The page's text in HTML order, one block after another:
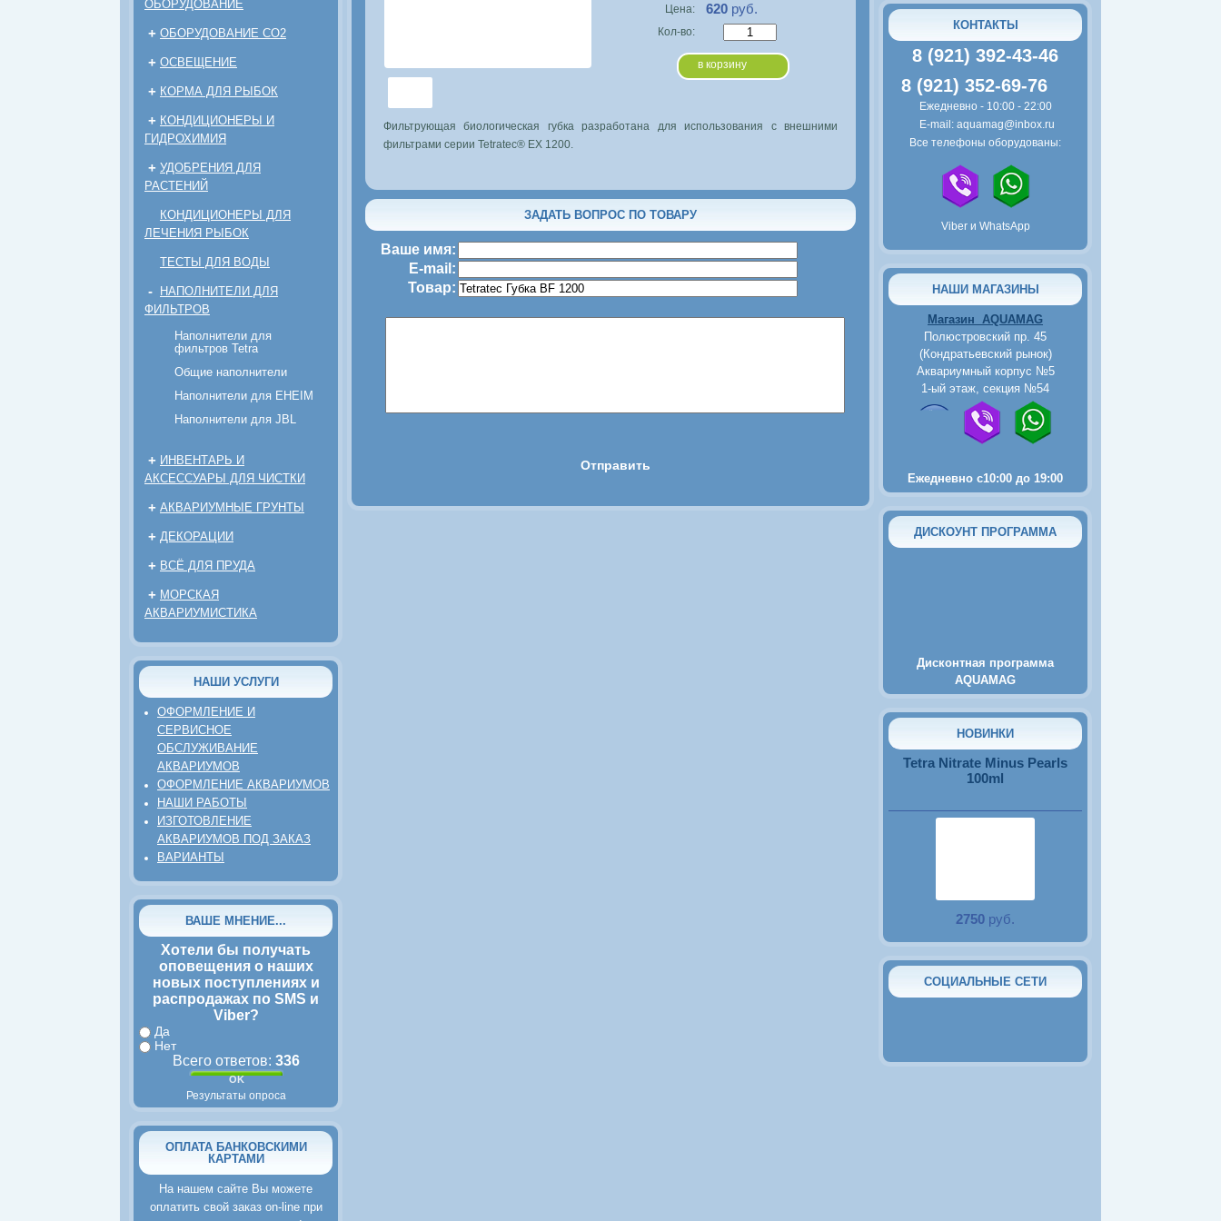
ОБОРУДОВАНИЕ
+ ОБОРУДОВАНИЕ CO2
+ ОСВЕЩЕНИЕ
+ КОРМА ДЛЯ РЫБОК
+ КОНДИЦИОНЕРЫ И
ГИДРОХИМИЯ
+ УДОБРЕНИЯ ДЛЯ
РАСТЕНИЙ
КОНДИЦИОНЕРЫ ДЛЯ
ЛЕЧЕНИЯ РЫБОК
ТЕСТЫ ДЛЯ ВОДЫ
-
НАПОЛНИТЕЛИ ДЛЯ
ФИЛЬТРОВ
Наполнители для
фильтров Tetra
Общие наполнители
Наполнители для EHEIM
Наполнители для JBL
+ ИНВЕНТАРЬ И
АКСЕССУАРЫ ДЛЯ ЧИСТКИ
+ АКВАРИУМНЫЕ ГРУНТЫ
+ ДЕКОРАЦИИ
+ ВСЁ ДЛЯ ПРУДА
+ МОРСКАЯ
АКВАРИУМИСТИКА
НАШИ УСЛУГИ
ОФОРМЛЕНИЕ И
СЕРВИСНОЕ
ОБСЛУЖИВАНИЕ
АКВАРИУМОВ
ОФОРМЛЕНИЕ АКВАРИУМОВ
НАШИ РАБОТЫ
ИЗГОТОВЛЕНИЕ
АКВАРИУМОВ ПОД ЗАКАЗ
ВАРИАНТЫ
ВАШЕ МНЕНИЕ...
Хотели бы получать
оповещения о наших
новых поступлениях и
распродажах по SMS и
Viber?
Да
Нет
Всего ответов: 336
Результаты опроса
ОПЛАТА БАНКОВСКИМИ
КАРТАМИ
На нашем сайте Вы можете
оплатить свой заказ on-line при
Цена:
620 руб.
Кол-во:
в корзину
Фильтрующая биологическая губка разработана для использования с внешними
фильтрами серии Tetratec® EX 1200.
ЗАДАТЬ ВОПРОС ПО ТОВАРУ
Ваше имя:
E-mail:
Товар:
КОНТАКТЫ
8 (921) 392-43-46
8 (921) 352-69-76
Ежедневно - 10:00 - 22:00
E-mail: aquamag@inbox.ru
Все телефоны оборудованы:
Viber и WhatsApp
НАШИ МАГАЗИНЫ
Магазин AQUAMAG
Полюстровский пр. 45
(Кондратьевский рынок)
Аквариумный корпус №5
1-ый этаж, секция №54
Ежедневно с10:00 до 19:00
ДИСКОУНТ ПРОГРАММА
Дисконтная программа
AQUAMAG
НОВИНКИ
Тернеция красная
80руб.
Тернеция мятная
2500руб.
Пьезокомпрессор Tetra
AirSilent Maxi
2250руб.
Tetra Nitrate Minus Pearls
100ml
подсветкой
СОЦИАЛЬНЫЕ СЕТИ